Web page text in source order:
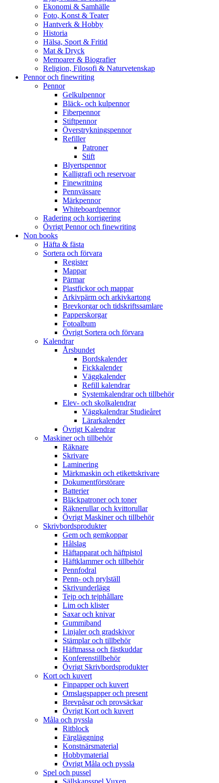
Ekonomi & Samhälle
Foto, Konst & Teater
Hantverk & Hobby
Historia
Hälsa, Sport & Fritid
Mat & Dryck
Memoarer & Biografier
Religion, Filosofi & Naturvetenskap
Pennor och finewriting
Pennor
Gelkulpennor
Bläck- och kulpennor
Fiberpennor
Stiftpennor
Överstrykningspennor
Refiller
Patroner
Stift
Blyertspennor
Kalligrafi och reservoar
Finewritning
Pennvässare
Märkpennor
Whiteboardpennor
Radering och korrigering
Övrigt Pennor och finewriting
Non books
Häfta & fästa
Sortera och förvara
Register
Mappar
Pärmar
Plastfickor och mappar
Arkivpärm och arkivkartong
Brevkorgar och tidskriftssamlare
Papperskorgar
Fotoalbum
Övrigt Sortera och förvara
Kalendrar
Årsbundet
Bordskalender
Fickkalender
Väggkalender
Refill kalendrar
Systemkalendrar och tillbehör
Elev- och skolkalendrar
Väggkalendrar Studieåret
Lärarkalender
Övrigt Kalendrar
Maskiner och tillbehör
Räknare
Skrivare
Laminering
Märkmaskin och etikettskrivare
Dokumentförstörare
Batterier
Bläckpatroner och toner
Räknerullar och kvittorullar
Övrigt Maskiner och tillbehör
Skrivbordsprodukter
Gem och gemkoppar
Hålslag
Häftapparat och häftpistol
Häftklammer och tillbehör
Pennfodral
Penn- och prylställ
Skrivunderlägg
Tejp och tejphållare
Lim och klister
Saxar och knivar
Gummiband
Linjaler och gradskivor
Stämplar och tillbehör
Häftmassa och fästkuddar
Konferenstillbehör
Övrigt Skrivbordsprodukter
Kort och kuvert
Finpapper och kuvert
Omslagspapper och present
Brevpåsar och provsäckar
Övrigt Kort och kuvert
Måla och pyssla
Ritblock
Färgläggning
Konstnärsmaterial
Hobbymaterial
Övrigt Måla och pyssla
Spel och pussel
Sällskapsspel Vuxen